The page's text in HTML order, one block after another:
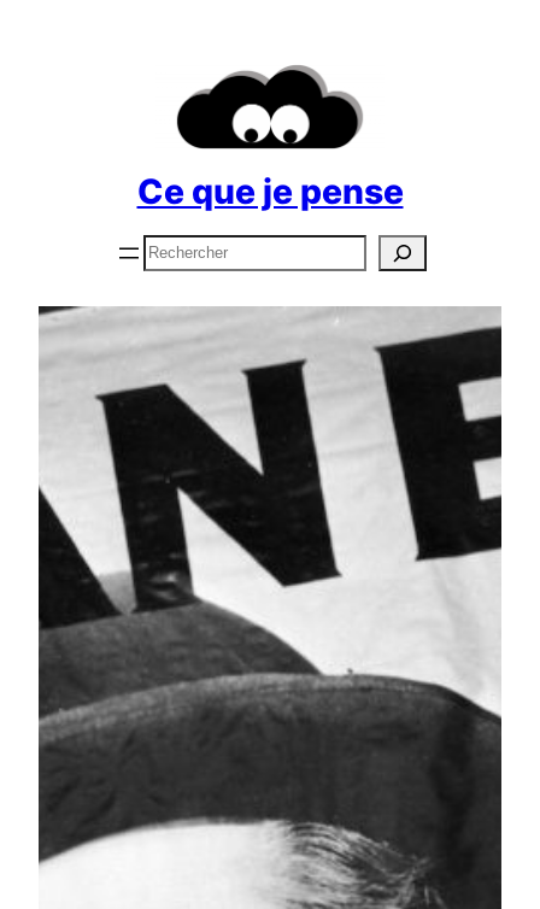
Ce que je pense
Rechercher